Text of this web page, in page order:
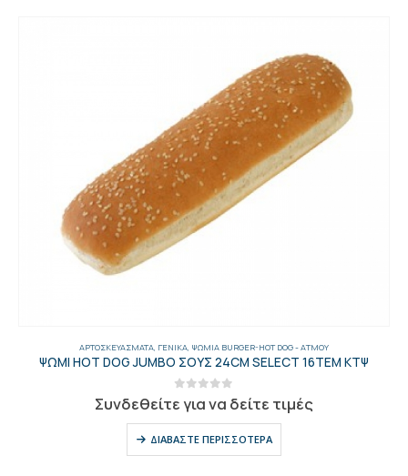
ΑΡΤΟΣΚΕΥΆΣΜΑΤΑ, ΓΕΝΙΚΑ, ΨΩΜΙΆ BURGER-HOT DOG - AΤΜΟΎ
ΨΩΜΙ HOT DOG JUMBO ΣΟΥΣ 24CM SELECT 16ΤΕΜ ΚΤΨ
out of 5
Συνδεθείτε για να δείτε τιμές
ΔΙΑΒΆΣΤΕ ΠΕΡΙΣΣΌΤΕΡΑ